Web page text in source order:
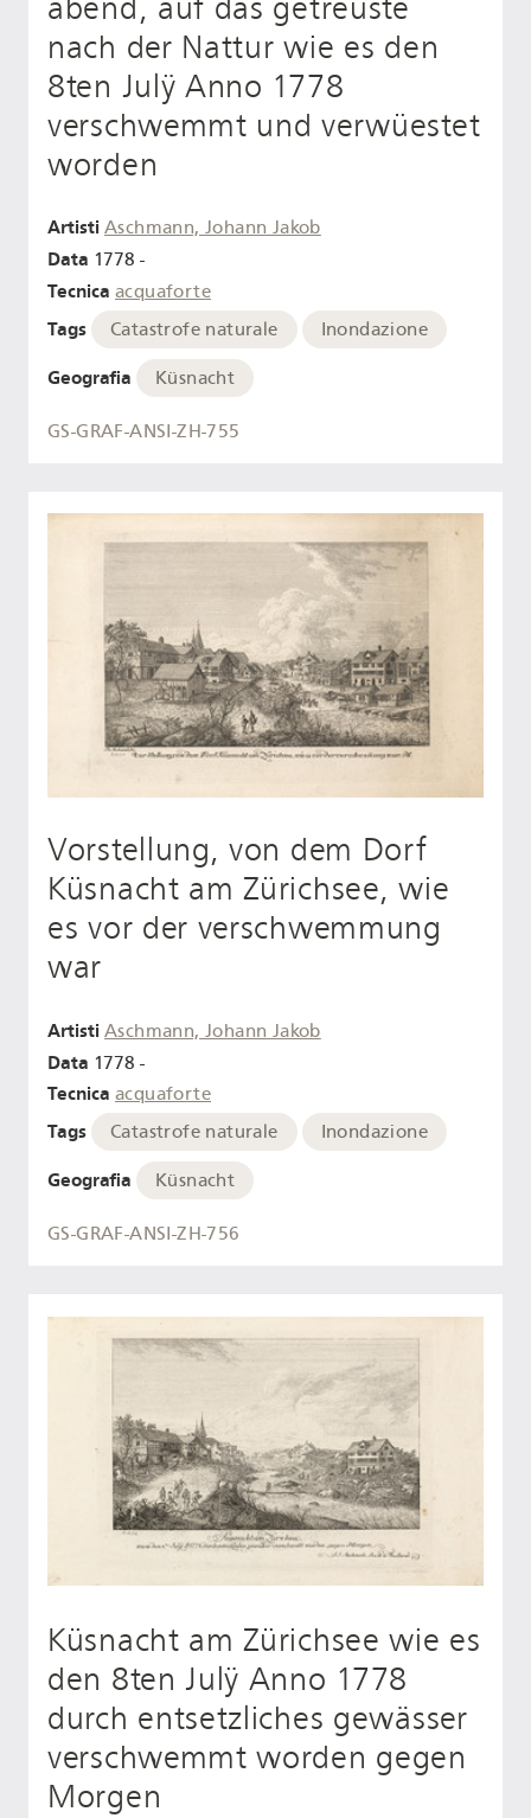
abend, auf das getreüste
nach der Nattur wie es den
8ten Julÿ Anno 1778
verschwemmt und verwüestet
worden
Artisti Aschmann, Johann Jakob
Data 1778 -
Tecnica acquaforte
Tags Catastrofe naturale Inondazione
Geografia Küsnacht
GS-GRAF-ANSI-ZH-755
Vorstellung, von dem Dorf
Küsnacht am Zürichsee, wie
es vor der verschwemmung
war
Artisti Aschmann, Johann Jakob
Data 1778 -
Tecnica acquaforte
Tags Catastrofe naturale Inondazione
Geografia Küsnacht
GS-GRAF-ANSI-ZH-756
Küsnacht am Zürichsee wie es
den 8ten Julÿ Anno 1778
durch entsetzliches gewässer
verschwemmt worden gegen
Morgen